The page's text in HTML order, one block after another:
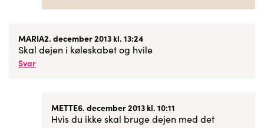
MARIA2. december 2013 kl. 13:24
Skal dejen i køleskabet og hvile
Svar
METTE6. december 2013 kl. 10:11
Hvis du ikke skal bruge dejen med det